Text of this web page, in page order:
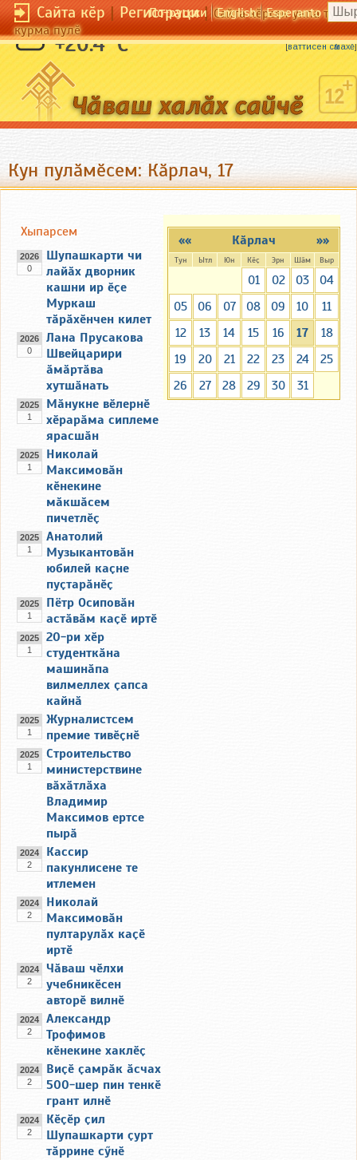
Сайта кӗр|Регистраци|Сайта кӗрсен унпа
курма пулӗ
По-русски English Esperanto
+20.4 °C Вӗренни йӑтса ҫӳрес ҫӗклем мар.
[ваттисен сӑмахӗ]
Кун пулӑмӗсем: Кӑрлач, 17
»»
«« Кӑрлач
Тун Ытл Юн Кӗҫ Эрн Шӑм Выр
01 02 03
04
05
06 07 08 09 10
11
12
13 14 15 16 17
18
19
20 21 22 23 24
25
26
27 28 29 30 31
Хыпарсем
2026
0
Шупашкарти чи
лайӑх дворник
кашни ир ӗҫе
Муркаш
тӑрӑхӗнчен килет
2026
0
Лана Прусакова
Швейцарири
ӑмӑртӑва
хутшӑнать
2025
1
Мӑнукне вӗлернӗ
хӗрарӑма сиплеме
ярасшӑн
2025
1
Николай
Максимовӑн
кӗнекине
мӑкшӑсем
пичетлӗҫ
2025
1
Анатолий
Музыкантовӑн
юбилей каҫне
пуҫтарӑнӗҫ
2025
1
Пётр Осиповӑн
астӑвӑм каҫӗ иртӗ
2025
1
20-ри хӗр
студенткӑна
машинӑпа
вилмеллех ҫапса
кайнӑ
2025
1
Журналистсем
премие тивӗҫнӗ
2025
1
Строительство
министерствине
вӑхӑтлӑха
Владимир
Максимов ертсе
пырӑ
2024
2
Кассир
пакунлисене те
итлемен
2024
2
Николай
Максимовӑн
пултарулӑх каҫӗ
иртӗ
2024
2
Чӑваш чӗлхи
учебникӗсен
авторӗ вилнӗ
2024
2
Александр
Трофимов
кӗнекине хаклӗҫ
2024
2
Виҫӗ ҫамрӑк ӑсчах
500-шер пин тенкӗ
грант илнӗ
2024
2
Кӗҫӗр ҫил
Шупашкарти ҫурт
тӑррине сӳнӗ